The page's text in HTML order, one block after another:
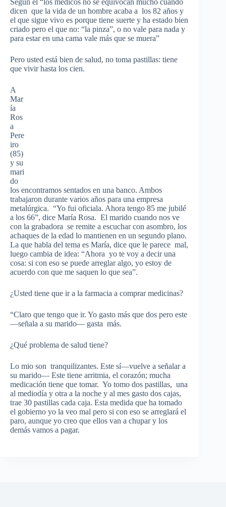
Según él “los médicos no se equivocan mucho cuando
dicen que la vida de un hombre acaba a los 82 años y
el que sigue vivo es porque tiene suerte y ha estado bien
criado pero el que no: “la pinza”, o no vale para nada y
para estar en una cama vale más que se muera”
Pero usted está bien de salud, no toma pastillas: tiene
que vivir hasta los cien.
A
Mar
ía
Ros
a
Pere
iro
(85)
y su
mari
do
los encontramos sentados en una banco. Ambos
trabajaron durante varios años para una empresa
metalúrgica. “Yo fui oficiala. Ahora tengo 85 me jubilé
a los 66”, dice María Rosa. El marido cuando nos ve
con la grabadora se remite a escuchar con asombro, los
achaques de la edad lo mantienen en un segundo plano.
La que habla del tema es María, dice que le parece mal,
luego cambia de idea: “Ahora yo te voy a decir una
cosa: si con eso se puede arreglar algo, yo estoy de
acuerdo con que me saquen lo que sea”.
¿Usted tiene que ir a la farmacia a comprar medicinas?
“Claro que tengo que ir. Yo gasto más que dos pero este
—señala a su marido— gasta más.
¿Qué problema de salud tiene?
Lo mio son tranquilizantes. Este sí—vuelve a señalar a
su marido— Este tiene arritmia, el corazón; mucha
medicación tiene que tomar. Yo tomo dos pastillas, una
al mediodía y otra a la noche y al mes gasto dos cajas,
trae 30 pastillas cada caja. Esta medida que ha tomado
el gobierno yo la veo mal pero si con eso se arreglará el
paro, aunque yo creo que ellos van a chupar y los
demás vamos a pagar.